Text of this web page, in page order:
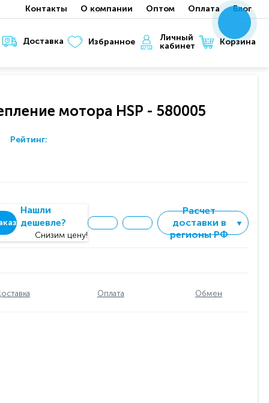
Контакты О компании Оптом Оплата Блог
Доставка Избранное
Личный
кабинет
Корзина
мотора HSP - 580005
Рейтинг:
Нашли
дешевле?
Снизим цену!
Расчет
доставки в
регионы РФ
▼
Оплата Обмен
xxx